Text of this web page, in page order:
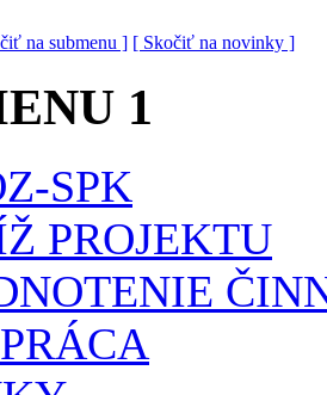
na submenu ] [ Skočiť na novinky ]
1
SPK
PROJEKTU